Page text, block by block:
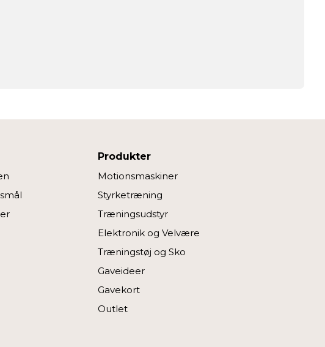
Produkter
Motionsmaskiner
Styrketræning
Træningsudstyr
Elektronik og Velvære
Træningstøj og Sko
Gaveideer
Gavekort
Outlet